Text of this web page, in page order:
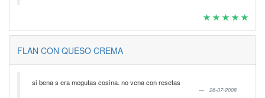
FLAN CON QUESO CREMA
si bena s era megutas cosina. no vena con resetas
26-07-2008